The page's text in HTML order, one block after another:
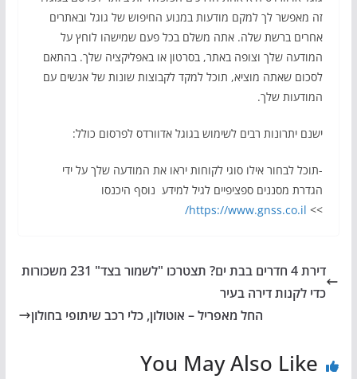
זה מאפשר לך למקם מודעות במנוע החיפוש של גוגל ובאתרים
אחרים ברשת שלה. אתה משלם בכל פעם שמישהו לוחץ על
המודעה שלך וצופה באתר, בסרטון או באפליקציה שלך. בהתאם
לסכום שאתה מוציא, תוכל למקד לקבוצות שונות של אנשים עם
המודעות שלך.
ישנם יתרונות רבים לשימוש בגוגל אדוורדס לפרסום כולל:
-תוכל לבחור אילו סוגי לקוחות יראו את המודעה שלך על ידי
הגדרת מסננים ספציפיים לגיל למידע נוסף היכנסו
>>
https://www.gnss.co.il/
דירת 4 חדרים בבת ים? תצטרכו "לשמור בצד" 231 משכורות
כדי לקנות דירה בעיר
החל מאפריל – אוטולון, כלי רכב שיתופי בחולון
You May Also Like